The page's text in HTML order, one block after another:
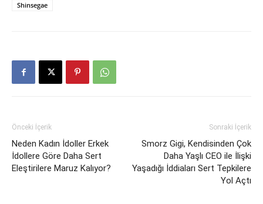
Shinsegae
Önceki İçerik
Neden Kadın İdoller Erkek
İdollere Göre Daha Sert
Eleştirilere Maruz Kalıyor?
Sonraki İçerik
Smorz Gigi, Kendisinden Çok
Daha Yaşlı CEO ile İlişki
Yaşadığı İddiaları Sert Tepkilere
Yol Açtı